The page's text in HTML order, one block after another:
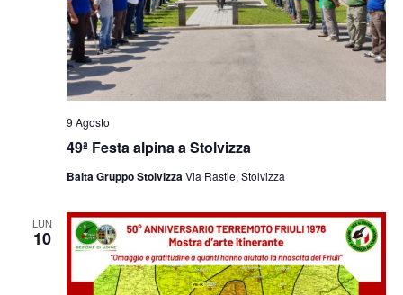
49ª Festa alpina a Stolvizza
9 Agosto
Baita Gruppo StolvizzaVia Rastie, Stolvizza
LUN
10